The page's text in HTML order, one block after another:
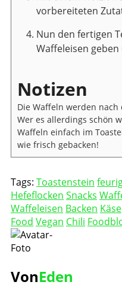
vorbereiteten
Nun den fertigen
Waffeleisen
Notizen
Die Waffeln werden
Wer es allerdings schön
Waffeln einfach im
wie frisch gebacken!
Tags: Toastenstein
Hefeflocken Snacks
Waffeleisen Backen Käse
Food Vegan Chili
VonEden